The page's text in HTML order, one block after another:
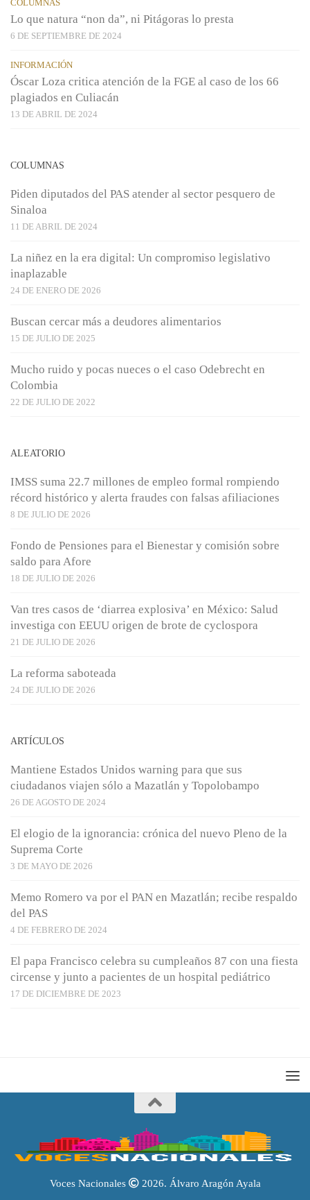
COLUMNAS
Lo que natura “non da”, ni Pitágoras lo presta
6 DE SEPTIEMBRE DE 2024
INFORMACIÓN
Óscar Loza critica atención de la FGE al caso de los 66
plagiados en Culiacán
13 DE ABRIL DE 2024
COLUMNAS
Piden diputados del PAS atender al sector pesquero de
Sinaloa
11 DE ABRIL DE 2024
La niñez en la era digital: Un compromiso legislativo
inaplazable
24 DE ENERO DE 2026
Buscan cercar más a deudores alimentarios
15 DE JULIO DE 2025
Mucho ruido y pocas nueces o el caso Odebrecht en
Colombia
22 DE JULIO DE 2022
ALEATORIO
IMSS suma 22.7 millones de empleo formal rompiendo
récord histórico y alerta fraudes con falsas afiliaciones
8 DE JULIO DE 2026
Fondo de Pensiones para el Bienestar y comisión sobre
saldo para Afore
18 DE JULIO DE 2026
Van tres casos de ‘diarrea explosiva’ en México: Salud
investiga con EEUU origen de brote de cyclospora
21 DE JULIO DE 2026
La reforma saboteada
24 DE JULIO DE 2026
ARTÍCULOS
Mantiene Estados Unidos warning para que sus
ciudadanos viajen sólo a Mazatlán y Topolobampo
26 DE AGOSTO DE 2024
El elogio de la ignorancia: crónica del nuevo Pleno de la
Suprema Corte
3 DE MAYO DE 2026
Memo Romero va por el PAN en Mazatlán; recibe respaldo
del PAS
4 DE FEBRERO DE 2024
El papa Francisco celebra su cumpleaños 87 con una fiesta
circense y junto a pacientes de un hospital pediátrico
17 DE DICIEMBRE DE 2023
Voces Nacionales 2026. Álvaro Aragón Ayala